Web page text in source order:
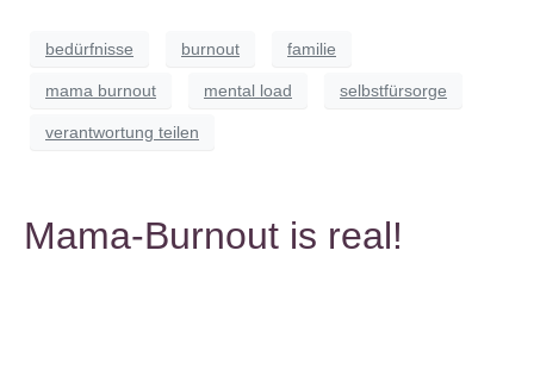
bedürfnisse burnout familie
mama burnout mental load selbstfürsorge
verantwortung teilen
Mama-Burnout is real!